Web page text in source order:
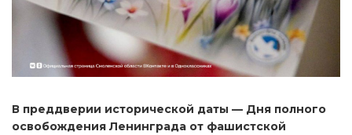
В преддверии исторической даты — Дня полного
освобождения Ленинграда от фашистской